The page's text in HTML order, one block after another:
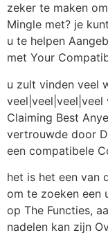
zeker te maken
Mingle met? je
u te helpen
met Your
u zult vinden veel
veel|veel|veel|veel
Claiming Best
vertrouwde door
een compatibele
het is het een van
om te zoeken een
op The Functies,
nadelen kan zijn